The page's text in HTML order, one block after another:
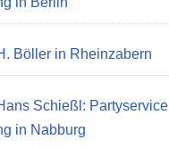
Böller in Rheinzabern
Schießl: Partyservice
in Nabburg